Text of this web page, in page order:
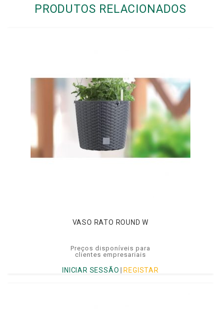
PRODUTOS RELACIONADOS
VASO RATO ROUND W
Preços disponíveis para
clientes empresariais
INICIAR SESSÃO REGISTAR